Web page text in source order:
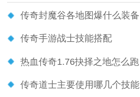
传奇封魔谷各地图爆什么装备
传奇手游战士技能搭配
热血传奇1.76抉择之地怎么跑
传奇道士主要使用哪几个技能